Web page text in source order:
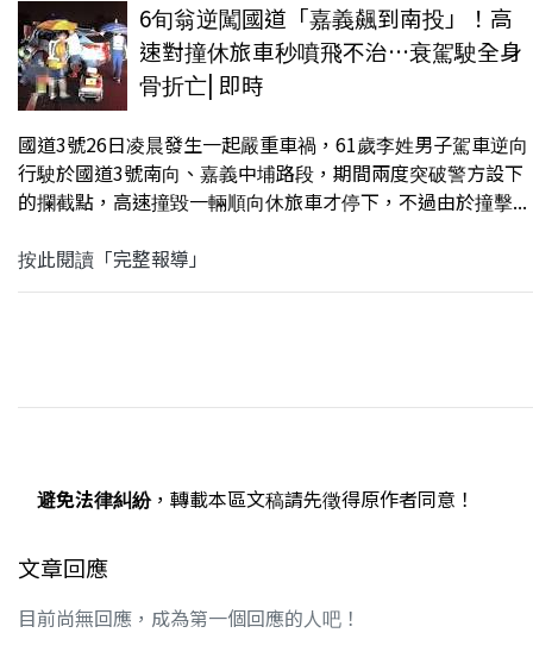
6旬翁逆闖國道「嘉義飆到南投」！高
速對撞休旅車秒噴飛不治…衰駕駛全身
骨折亡| 即時
國道3號26日凌晨發生一起嚴重車禍，61歲李姓男子駕車逆向
行駛於國道3號南向、嘉義中埔路段，期間兩度突破警方設下
的攔截點，高速撞毀一輛順向休旅車才停下，不過由於撞擊...
按此閱讀「完整報導」
避免法律糾紛，轉載本區文稿請先徵得原作者同意！
文章回應
目前尚無回應，成為第一個回應的人吧！